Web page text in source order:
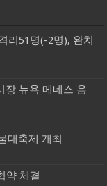
리51명(-2명), 완치
장 뉴욕 메네스 음
대축제 개최
약 체결